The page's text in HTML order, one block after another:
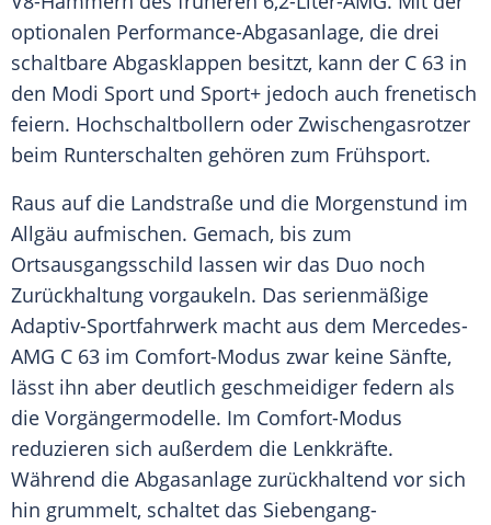
optionalen Performance-Abgasanlage, die drei
schaltbare Abgasklappen besitzt, kann der C 63 in
den Modi Sport und Sport+ jedoch auch frenetisch
feiern. Hochschaltbollern oder Zwischengasrotzer
beim Runterschalten gehören zum Frühsport.
Raus auf die Landstraße und die Morgenstund im
Allgäu aufmischen. Gemach, bis zum
Ortsausgangsschild lassen wir das Duo noch
Zurückhaltung vorgaukeln. Das serienmäßige
Adaptiv-Sportfahrwerk macht aus dem Mercedes-
AMG C 63 im Comfort-Modus zwar keine Sänfte,
lässt ihn aber deutlich geschmeidiger federn als
die Vorgängermodelle. Im Comfort-Modus
reduzieren sich außerdem die Lenkkräfte.
Während die Abgasanlage zurückhaltend vor sich
hin grummelt, schaltet das Siebengang-